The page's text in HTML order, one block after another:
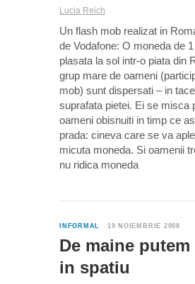
Lucia Reich
Un flash mob realizat in
de Vodafone: O moneda de
plasata la sol intr-o piata din
grup mare de oameni
mob) sunt dispersati – in
suprafata pietei. Ei se misca
oameni obisnuiti in timp ce
prada: cineva care se va
micuta moneda. Si oamenii
nu ridica moneda
INFORMAL 19 NOIEMBRIE 2008
De maine putem
in spatiu